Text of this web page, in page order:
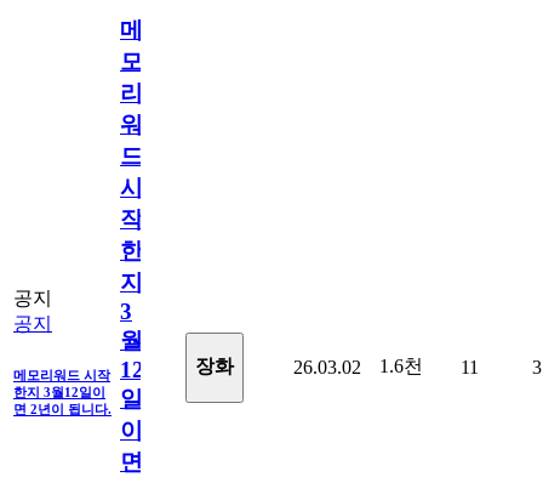
공지
공지
메모리워드 시작
한지 3월12일이
면 2년이 됩니다.
메
모
리
워
드
시
작
한
지
3
월
12
일
이
면
장화 26.03.02 1.6천 11 3